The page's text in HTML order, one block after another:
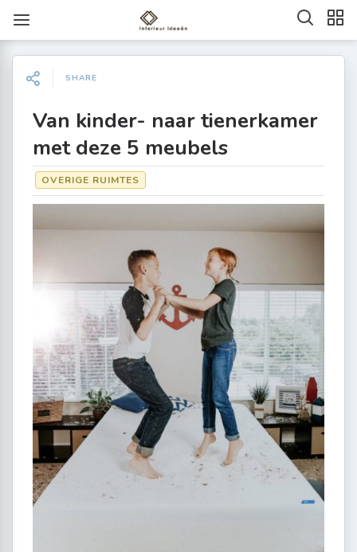
SHARE
Van kinder- naar tienerkamer
met deze 5 meubels
OVERIGE RUIMTES